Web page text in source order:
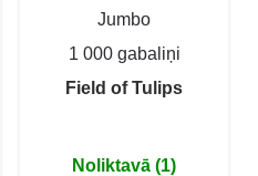
Jumbo
1 000 gabaliņi
Field of Tulips
Noliktavā (1)